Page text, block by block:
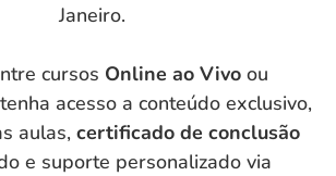
Janeiro.
cursos Online ao Vivo ou
acesso a conteúdo exclusivo,
aulas, certificado de conclusão
e suporte personalizado via